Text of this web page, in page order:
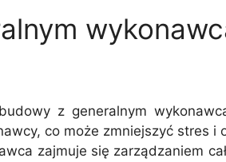
z generalnym
co może zmniejszyć stres i
zajmuje się zarządzaniem